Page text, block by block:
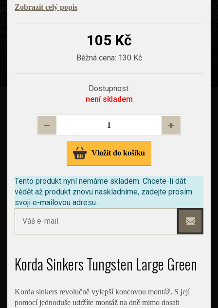
Zobrazit celý popis
105 Kč
Běžná cena: 130 Kč
Dostupnost:
není skladem
Vložit do košíku
Tento produkt nyní nemáme skladem. Chcete-li dát
vědět až produkt znovu naskladníme, zadejte prosím
svoji e-mailovou adresu.
Korda Sinkers Tungsten Large Green
Korda sinkers revolučně vylepší koncovou montáž. S její
pomocí jednoduše udržíte montáž na dně mimo dosah